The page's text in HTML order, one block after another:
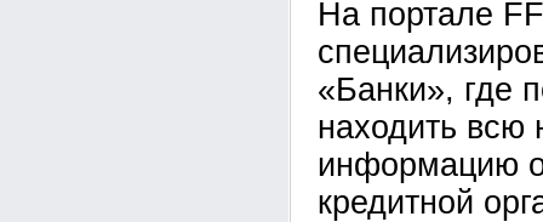
На портале
«Банки», где
находить всю
информацию
кредитной